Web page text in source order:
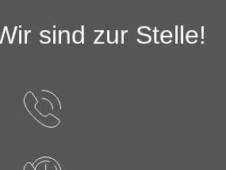
sind zur Stelle!